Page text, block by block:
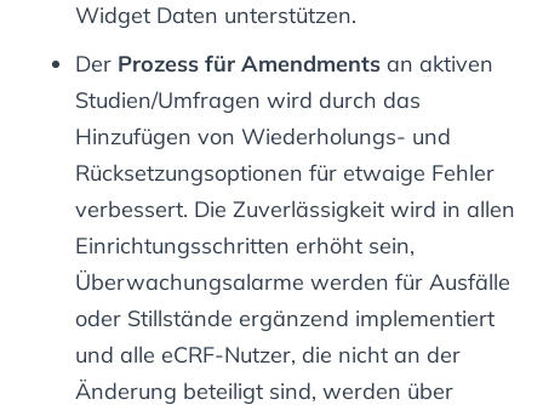
Widget Daten unterstützen.
Der Prozess für Amendments an aktiven
Studien/Umfragen wird durch das
Hinzufügen von Wiederholungs- und
Rücksetzungsoptionen für etwaige Fehler
verbessert. Die Zuverlässigkeit wird in allen
Einrichtungsschritten erhöht sein,
Überwachungsalarme werden für Ausfälle
oder Stillstände ergänzend implementiert
und alle eCRF-Nutzer, die nicht an der
Änderung beteiligt sind, werden über